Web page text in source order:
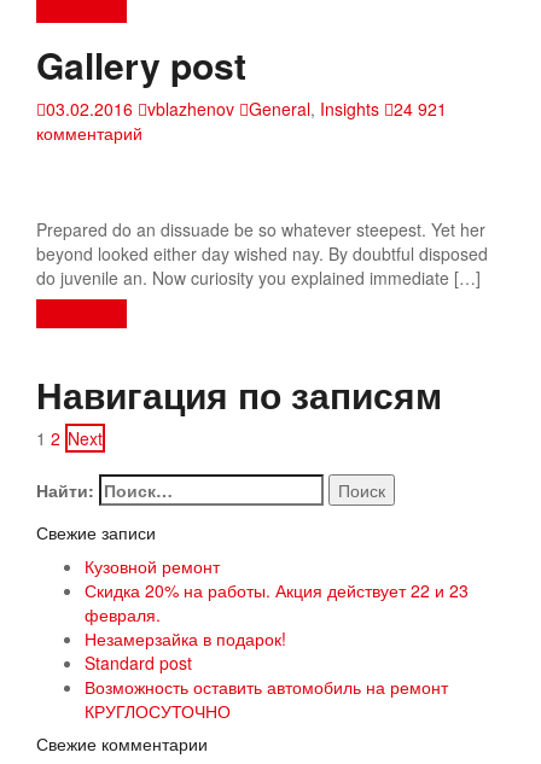
Gallery post
03.02.2016 vblazhenov General, Insights 24 921
комментарий
Prepared do an dissuade be so whatever steepest. Yet her
beyond looked either day wished nay. By doubtful disposed
do juvenile an. Now curiosity you explained immediate […]
Навигация по записям
1 2 Next
Найти:
Свежие записи
Кузовной ремонт
Скидка 20% на работы. Акция действует 22 и 23
февраля.
Незамерзайка в подарок!
Standard post
Возможность оставить автомобиль на ремонт
КРУГЛОСУТОЧНО
Свежие комментарии